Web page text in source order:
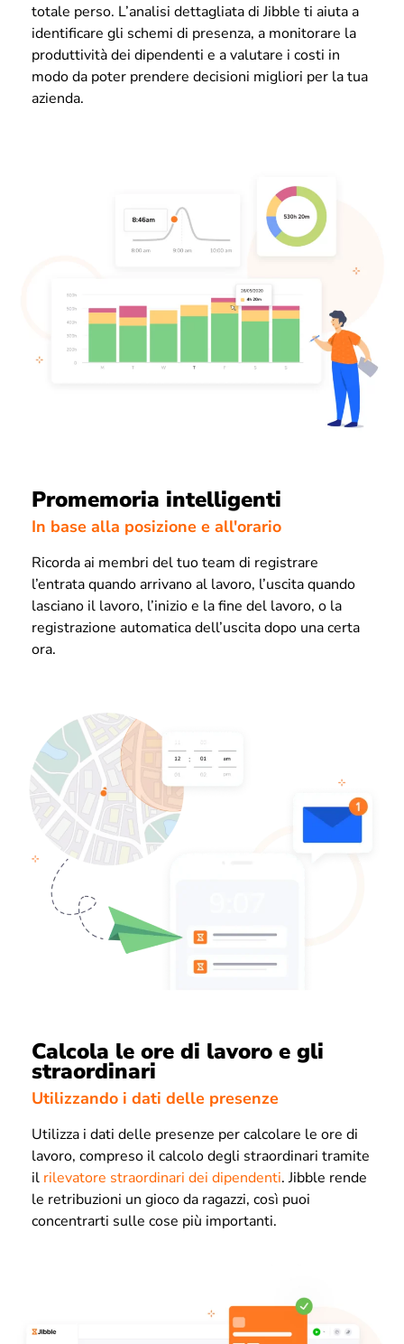
totale perso. L’analisi dettagliata di Jibble ti aiuta a
identificare gli schemi di presenza, a monitorare la
produttività dei dipendenti e a valutare i costi in
modo da poter prendere decisioni migliori per la tua
azienda.
Promemoria intelligenti
In base alla posizione e all'orario
Ricorda ai membri del tuo team di registrare
l’entrata quando arrivano al lavoro, l’uscita quando
lasciano il lavoro, l’inizio e la fine del lavoro, o la
registrazione automatica dell’uscita dopo una certa
ora.
Calcola le ore di lavoro e gli
straordinari
Utilizzando i dati delle presenze
Utilizza i dati delle presenze per calcolare le ore di
lavoro, compreso il calcolo degli straordinari tramite
il rilevatore straordinari dei dipendenti. Jibble rende
le retribuzioni un gioco da ragazzi, così puoi
concentrarti sulle cose più importanti.